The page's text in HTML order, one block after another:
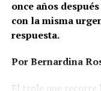
Esa realidad se
director y fundador
Tolomocho –que
discapacidad–,
silenciosas y
once años
con la misma
respuesta.
Por Bernardina
El trole que recorre